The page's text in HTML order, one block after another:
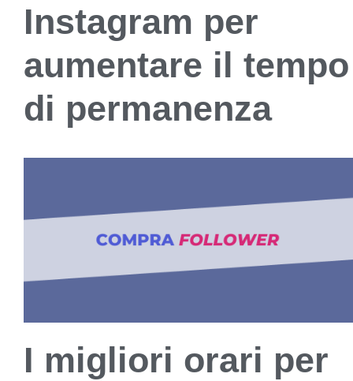
Instagram per
aumentare il tempo
di permanenza
I migliori orari per